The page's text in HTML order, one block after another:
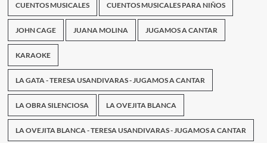
CUENTOS MUSICALES CUENTOS MUSICALES PARA NIÑOS
JOHN CAGE JUANA MOLINA JUGAMOS A CANTAR
KARAOKE
LA GATA - TERESA USANDIVARAS - JUGAMOS A CANTAR
LA OBRA SILENCIOSA LA OVEJITA BLANCA
LA OVEJITA BLANCA - TERESA USANDIVARAS - JUGAMOS A CANTAR